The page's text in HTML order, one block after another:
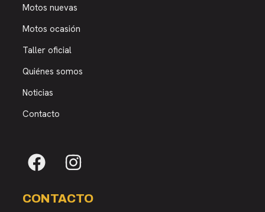
Motos nuevas
Motos ocasión
Taller oficial
Quiénes somos
Noticias
Contacto
CONTACTO